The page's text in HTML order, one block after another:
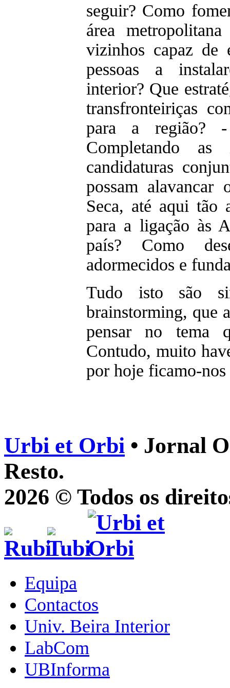
seguir? Como
área
vizinhos capaz de
pessoas a
interior? Que
transfronteiriças
para a região? -
Completando as
candidaturas
possam alavancar
Seca, até aqui tão
para a ligação às
país? Como
adormecidos e
Tudo isto são
brainstorming, que
pensar no tema
Contudo, muito
por hoje ficamo-
Urbi et Orbi • Jornal
Resto.
2026 © Todos os
Equipa
Contactos
Univ. Beira Interior
LabCom
UBInforma